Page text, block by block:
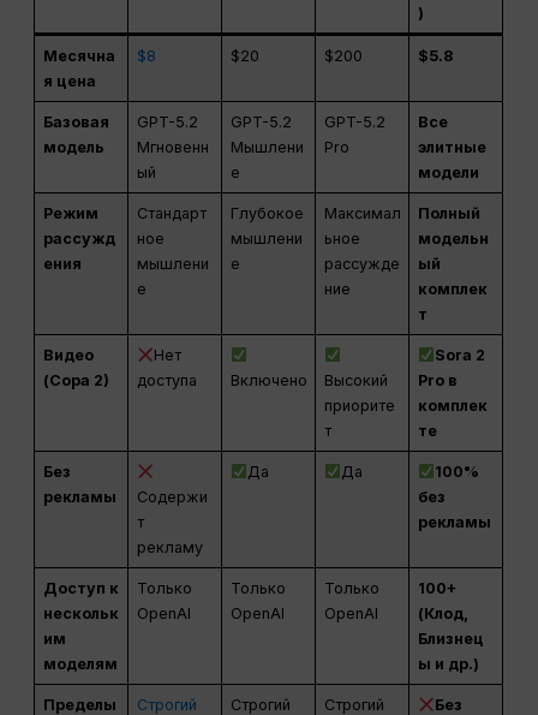
)
Месячна
я цена
$8 $20 $200 $5.8
Базовая
модель
GPT-5.2
Мгновенн
ый
GPT-5.2
Мышлени
е
GPT-5.2
Pro
Все
элитные
модели
Режим
рассужд
ения
Стандарт
ное
мышлени
е
Глубокое
мышлени
е
Максимал
ьное
рассужде
ние
Полный
модельн
ый
комплек
т
Видео
(Сора 2)
Нет
доступа
Включено
Высокий
приорите
т
Sora 2
Pro в
комплек
те
Без
рекламы
Содержи
т
рекламу
Да Да
100%
без
рекламы
Доступ к
нескольк
им
моделям
Только
OpenAI
Только
OpenAI
Только
OpenAI
100+
(Клод,
Близнец
ы и др.)
Пределы Строгий Строгий Строгий Без